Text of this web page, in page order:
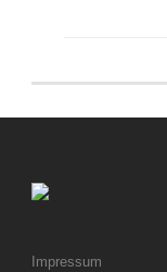
Impressum